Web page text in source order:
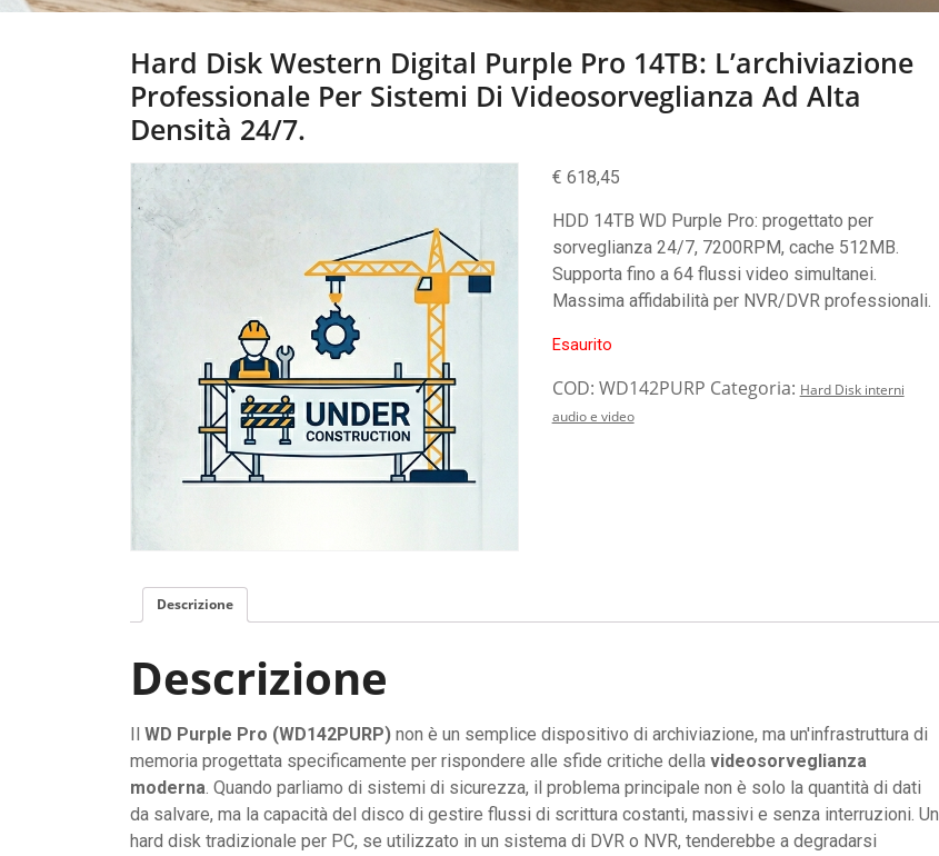
Hard Disk Western Digital Purple Pro 14TB: L’archiviazione
Professionale Per Sistemi Di Videosorveglianza Ad Alta
Densità 24/7.
€ 618,45
HDD 14TB WD Purple Pro: progettato per
sorveglianza 24/7, 7200RPM, cache 512MB.
Supporta fino a 64 flussi video simultanei.
Massima affidabilità per NVR/DVR professionali.
Esaurito
COD: WD142PURP Categoria: Hard Disk interni
audio e video
Descrizione
Descrizione
WD Purple Pro (WD142PURP) non è un semplice dispositivo di archiviazione, ma un'infrastruttura di
memoria progettata specificamente per rispondere alle sfide critiche della videosorveglianza
moderna. Quando parliamo di sistemi di sicurezza, il problema principale non è solo la quantità di dati
da salvare, ma la capacità del disco di gestire flussi di scrittura costanti, massivi e senza interruzioni. Un
hard disk tradizionale per PC, se utilizzato in un sistema di DVR o NVR, tenderebbe a degradarsi